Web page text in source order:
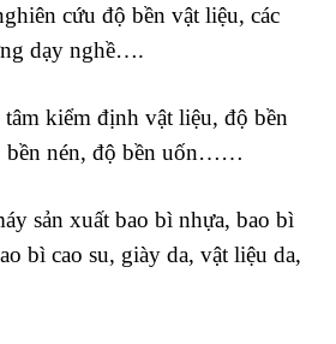
độ bền vật liệu, các
dạy nghề….
định vật liệu, độ bền
bền nén, độ bền uốn……
xuất bao bì nhựa, bao bì
bì cao su, giày da, vật liệu da,